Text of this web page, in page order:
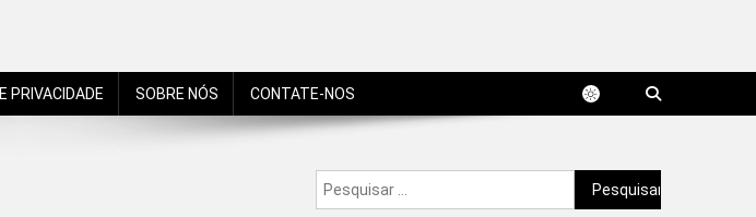
PRIVACIDADE SOBRE NÓS CONTATE-NOS
Pesquisar
por: